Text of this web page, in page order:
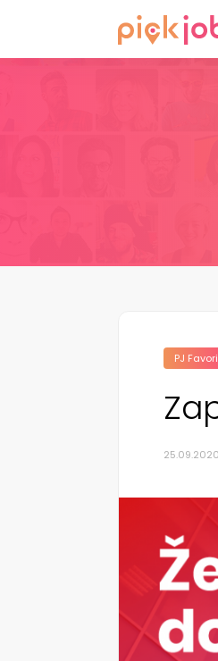
PJ
25.09.2020